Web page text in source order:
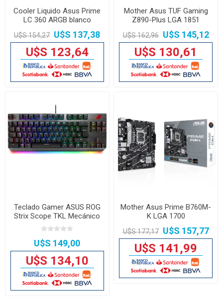
Cooler Liquido Asus Prime
LC 360 ARGB blanco
U$S 154,27 U$S 137,38
U$S 123,64
Mother Asus TUF Gaming
Z890-Plus LGA 1851
U$S 162,96 U$S 145,12
U$S 130,61
Teclado Gamer ASUS ROG
Strix Scope TKL Mecánico
RGB
U$S 149,00
U$S 134,10
Mother Asus Prime B760M-
K LGA 1700
U$S 177,17 U$S 157,77
U$S 141,99